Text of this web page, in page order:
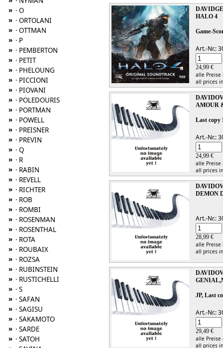
» · O
» · ORTOLANI
» · OTTMAN
» · P
» · PEMBERTON
» · PETIT
» · PHELOUNG
» · PICCIONI
» · PIOVANI
» · POLEDOURIS
» · PORTMAN
» · POWELL
» · PREISNER
» · PREVIN
» · Q
» · R
» · RABIN
» · REVELL
» · RICHTER
» · ROB
» · ROMBI
» · ROSENMAN
» · ROSENTHAL
» · ROTA
» · ROUBAIX
» · ROZSA
» · RUBINSTEIN
» · RUSTICHELLI
» · S
» · SAFAN
» · SAGISU
» · SAKAMOTO
» · SARDE
» · SATOH
HALO 4
Game-
Art.-Nr.:
24,99 €
alle
all prices
AMOUR
Last copy
Art.-Nr.:
24,99 €
alle
all prices
DEMON
Art.-Nr.:
28,99 €
alle
all prices
JP, Last
Art.-Nr.:
29,49 €
alle
all prices